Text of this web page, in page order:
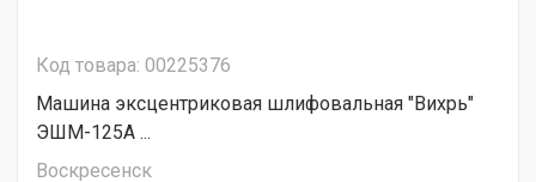
Код товара: 00225376
Машина эксцентриковая шлифовальная "Вихрь"
ЭШМ-125А ...
Воскресенск